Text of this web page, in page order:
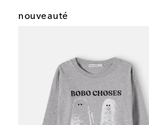
nouveauté